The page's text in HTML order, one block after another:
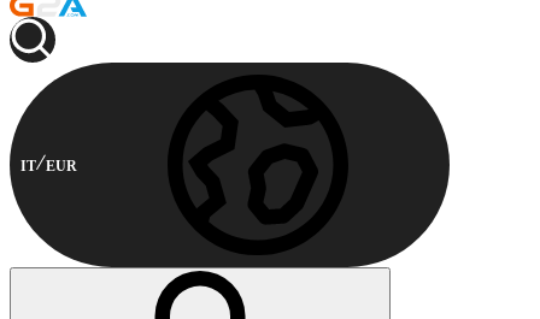
IT EUR